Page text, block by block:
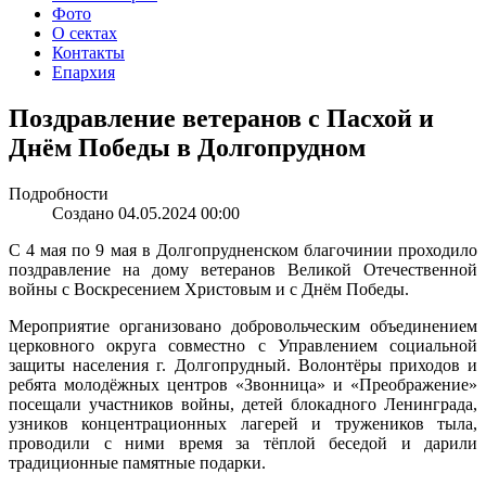
Фото
О сектах
Контакты
Епархия
Поздравление ветеранов с Пасхой и
Днём Победы в Долгопрудном
Подробности
Создано 04.05.2024 00:00
С 4 мая по 9 мая в Долгопрудненском благочинии проходило
поздравление на дому ветеранов Великой Отечественной
войны с Воскресением Христовым и с Днём Победы.
Мероприятие организовано добровольческим объединением
церковного округа совместно с Управлением социальной
защиты населения г. Долгопрудный. Волонтёры приходов и
ребята молодёжных центров «Звонница» и «Преображение»
посещали участников войны, детей блокадного Ленинграда,
узников концентрационных лагерей и тружеников тыла,
проводили с ними время за тёплой беседой и дарили
традиционные памятные подарки.